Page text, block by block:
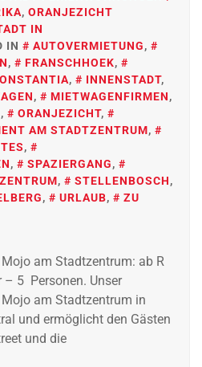
, ORANJEZICHT
IN
IN AUTOVERMIETUNG,
, FRANSCHHOEK,
, INNENSTADT,
, MIETWAGENFIRMEN,
, ORANJEZICHT,
AM STADTZENTRUM,
,
, SPAZIERGANG,
, STELLENBOSCH,
, URLAUB,
ZU
am Stadtzentrum: ab R
5 Personen. Unser
am Stadtzentrum in
und ermöglicht den Gästen
und die